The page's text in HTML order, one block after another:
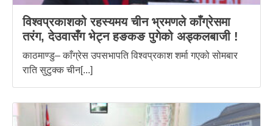
विश्वप्रकाशको रहस्यमय चीन भ्रमणले काँग्रेसमा
तरंग, देउवासँग भेट्न हङकङ पुगेको अड्कलबाजी !
काठमाण्डु– काँग्रेस उपसभापति विश्वप्रकाश शर्मा गएको सोमबार
राति सुटुक्क चीन[...]